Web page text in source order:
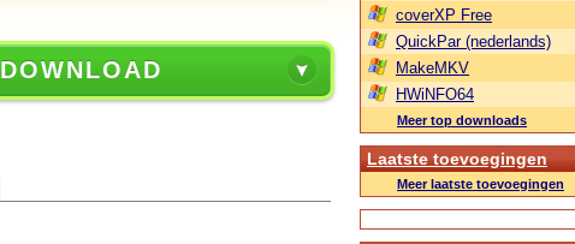
DOWNLOAD
coverXP Free
QuickPar (nederlands)
MakeMKV
HWiNFO64
Meer top downloads
Laatste toevoegingen
Meer laatste toevoegingen